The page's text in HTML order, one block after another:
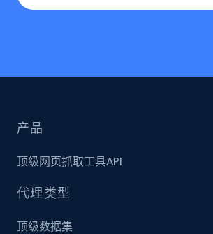
产品
顶级网页抓取工具API
代理类型
顶级数据集